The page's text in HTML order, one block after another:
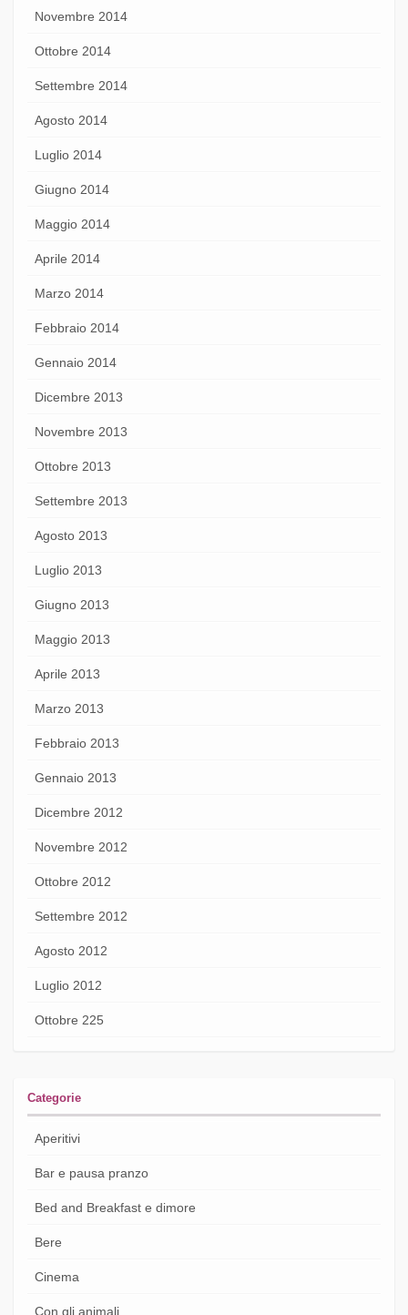
Novembre 2014
Ottobre 2014
Settembre 2014
Agosto 2014
Luglio 2014
Giugno 2014
Maggio 2014
Aprile 2014
Marzo 2014
Febbraio 2014
Gennaio 2014
Dicembre 2013
Novembre 2013
Ottobre 2013
Settembre 2013
Agosto 2013
Luglio 2013
Giugno 2013
Maggio 2013
Aprile 2013
Marzo 2013
Febbraio 2013
Gennaio 2013
Dicembre 2012
Novembre 2012
Ottobre 2012
Settembre 2012
Agosto 2012
Luglio 2012
Ottobre 225
Categorie
Aperitivi
Bar e pausa pranzo
Bed and Breakfast e dimore
Bere
Cinema
Con gli animali